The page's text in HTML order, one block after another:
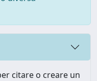
citare o creare un